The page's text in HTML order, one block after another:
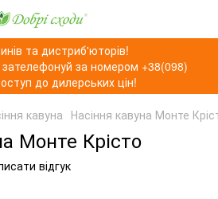
та дистриб'юторів!
зателефонуй за номером +38(098)
до дилерських цін!
кавуна Насіння кавуна Монте
Монте Крісто
відгук